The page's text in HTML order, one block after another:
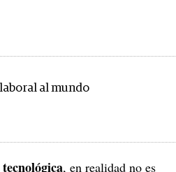
al mundo
, en realidad no es